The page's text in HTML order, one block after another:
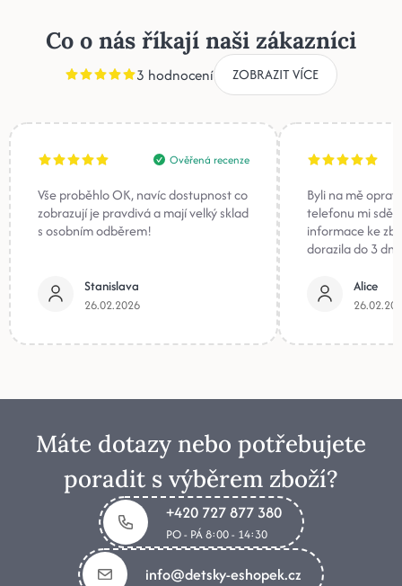
Co o nás říkají naši zákazníci
3 hodnocení ZOBRAZIT VÍCE
Ověřená recenze
Vše proběhlo OK, navíc dostupnost co
zobrazují je pravdivá a mají velký sklad
s osobním odběrem!
Stanislava
26.02.2026
Byli na mě
telefonu mi
informace ke
dorazila do 3
Alice
Máte dotazy nebo potřebujete
poradit s výběrem zboží?
+420 727 877 380
PO - PÁ 8:00 - 14:30
info@detsky-eshopek.cz